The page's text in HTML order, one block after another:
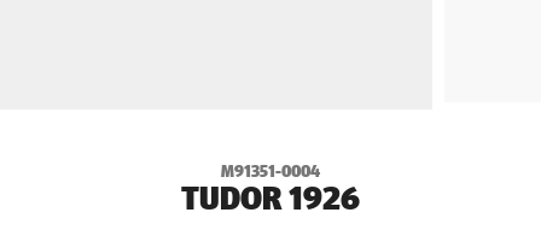
M91351-0004
TUDOR 1926